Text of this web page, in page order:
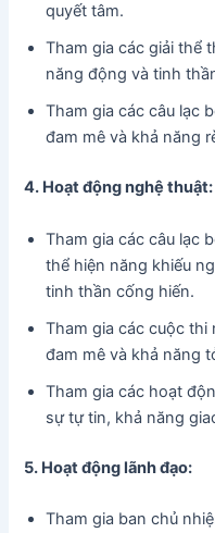
quyết tâm.
Tham gia các giải thể
năng động và tinh
Tham gia các câu lạc
đam mê và khả năng
4. Hoạt động nghệ thuật:
Tham gia các câu lạc
thể hiện năng khiếu
tinh thần cống hiến.
Tham gia các cuộc thi
đam mê và khả năng
Tham gia các hoạt
sự tự tin, khả năng
5. Hoạt động lãnh đạo:
Tham gia ban chủ